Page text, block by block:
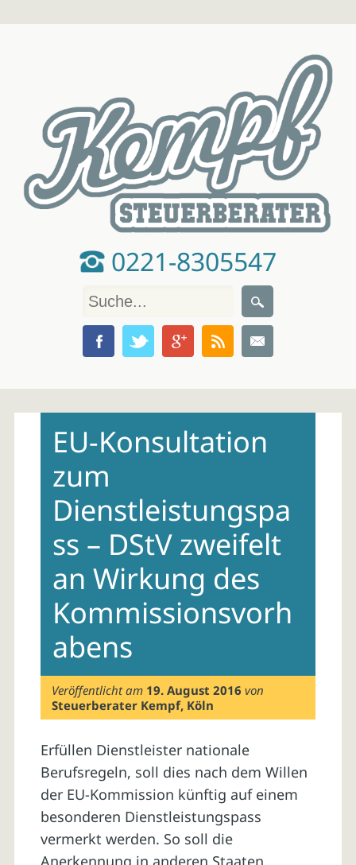
0221-8305547
contentEU-Konsultation
zum
Dienstleistungspa
ss – DStV zweifelt
an Wirkung des
Kommissionsvorh
abens
Veröffentlicht am 19. August 2016 von
Steuerberater Kempf, Köln
Erfüllen Dienstleister nationale
Berufsregeln, soll dies nach dem Willen
der EU-Kommission künftig auf einem
besonderen Dienstleistungspass
vermerkt werden. So soll die